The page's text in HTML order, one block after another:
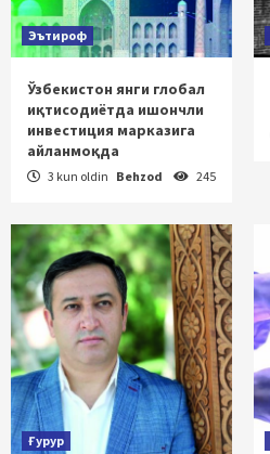
Эътироф
Ўзбекистон янги глобал
иқтисодиётда ишончли
инвестиция марказига
айланмоқда
3 kun oldin Behzod 245
Ғурур